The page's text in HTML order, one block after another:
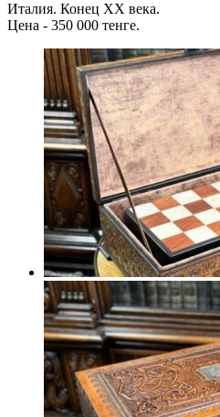
Италия. Конец XX века.
Цена - 350 000 тенге.